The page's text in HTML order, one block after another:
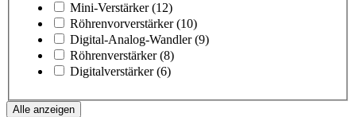
Mini-Verstärker (12)
Röhrenvorverstärker (10)
Digital-Analog-Wandler (9)
Röhrenverstärker (8)
Digitalverstärker (6)
Alle anzeigen